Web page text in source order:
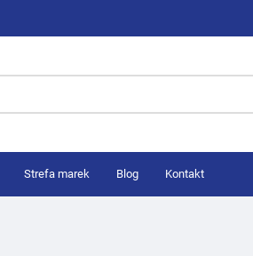
Strefa marek Blog Kontakt